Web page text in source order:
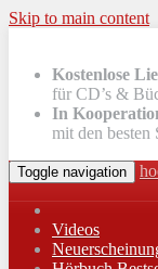
Skip to main content
Kostenlose
für CD’s &
In
mit den besten
Toggle navigation
Videos